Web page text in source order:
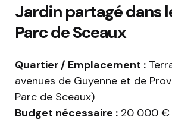
Jardin partagé dans
Parc de Sceaux
Quartier / Emplacement :
avenues de Guyenne et de
Parc de Sceaux)
Budget nécessaire : 20 000 €